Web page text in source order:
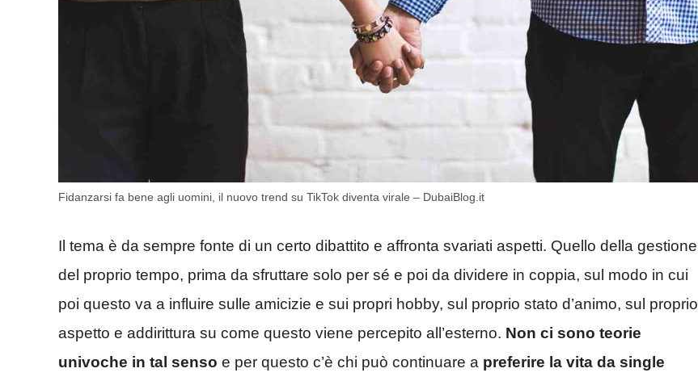
Fidanzarsi fa bene agli uomini, il nuovo trend su TikTok diventa virale – DubaiBlog.it
Il tema è da sempre fonte di un certo dibattito e affronta svariati aspetti. Quello della gestione
del proprio tempo, prima da sfruttare solo per sé e poi da dividere in coppia, sul modo in cui
poi questo va a influire sulle amicizie e sui propri hobby, sul proprio stato d’animo, sul proprio
aspetto e addirittura su come questo viene percepito all’esterno. Non ci sono teorie
univoche in tal senso e per questo c’è chi può continuare a preferire la vita da single